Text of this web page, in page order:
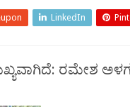
LinkedIn
ರಮೇಶ